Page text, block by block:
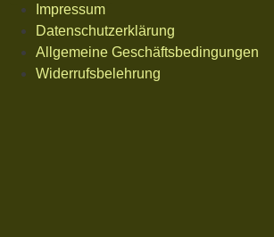
Impressum
Datenschutzerklärung
Allgemeine Geschäftsbedingungen
Widerrufsbelehrung